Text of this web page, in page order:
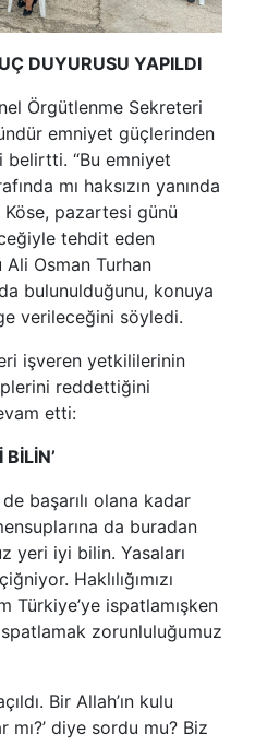
DUYURUSU YAPILDI
Örgütlenme Sekreteri
emniyet güçlerinden
belirtti. “Bu emniyet
mı haksızın yanında
pazartesi günü
tehdit eden
Osman Turhan
bulunulduğunu, konuya
verileceğini söyledi.
işveren yetkililerinin
reddettiğini
etti:
başarılı olana kadar
da buradan
yeri iyi bilin. Yasaları
Haklılığımızı
Türkiye’ye ispatlamışken
zorunluluğumuz
Bir Allah’ın kulu
mı?’ diye sordu mu? Biz